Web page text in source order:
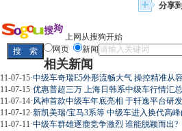
分享
上网从搜狗开始
网页
新闻
相关新闻
11-07-15·中级车奇瑞E5外形流畅大气 操控精准从
11-07-15·优惠普超三万 上海日韩系中级车行情汇总
11-07-14· 风神首款中级车年底亮相 于轩逸平台研发
11-07-12·新凯美瑞/宝马3系等 中级车进入换代高
11-07-11 ·中级车群雄逐鹿竞争激烈 谁能脱颖而出?